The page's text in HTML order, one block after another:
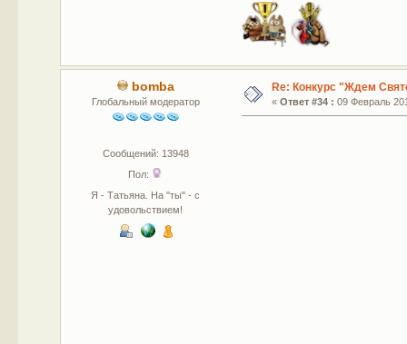
bomba
Глобальный модератор
Сообщений: 13948
Пол:
Я - Татьяна. На "ты" - с
удовольствием!
Re: Конкурс "Ждем
« Ответ #34 : 09 Февраль